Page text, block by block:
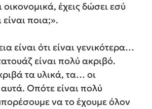
οικονομικά, έχεις δώσει εσύ
ποια;».
είναι ότι είναι γενικότερα…
είναι πολύ ακριβό.
τα υλικά, τα… οι
Οπότε είναι πολύ
να το έχουμε όλον